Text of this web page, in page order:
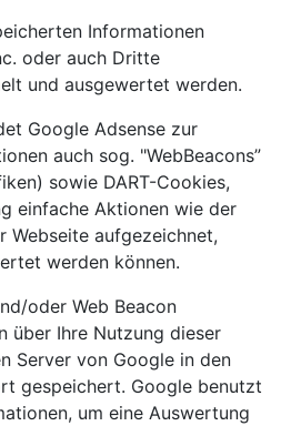
Informationen
oder auch Dritte
und ausgewertet werden.
Google Adsense zur
auch sog. "WebBeacons”
sowie DART-Cookies,
einfache Aktionen wie der
Webseite aufgezeichnet,
werden können.
oder Web Beacon
über Ihre Nutzung dieser
Server von Google in den
gespeichert. Google benutzt
um eine Auswertung